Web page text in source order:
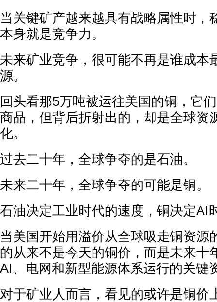
当关键矿产越来越具有战略属性时，
本身就是竞争力。
未来矿业竞争，很可能不再是谁成本
源。
回头看那5万吨被运往美国的铜，它
商品，但背后折射出的，却是全球资
化。
过去二十年，全球争夺的是石油。
未来二十年，全球争夺的可能是铜。
石油决定工业时代的速度，铜决定AI
当美国开始用溢价从全球吸走铜资源
的从来不是今天的铜价，而是未来十
AI、电网和新型能源体系运行的关键
对于矿业人而言，看见的或许是铜价